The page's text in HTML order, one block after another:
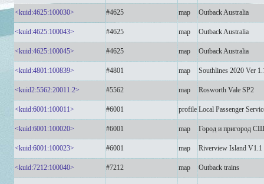
<kuid:4625:100030> #4625 map Outback Australia
<kuid:4625:100043> #4625 map Outback Australia
<kuid:4625:100045> #4625 map Outback Australia
<kuid:4801:100839> #4801 map Southlines 2020 Ver
<kuid2:5562:20011:2> #5562 map Rosworth Vale SP2
<kuid:6001:100011> #6001 profile Local Passenger
<kuid:6001:100020> #6001 map Город и пригород
<kuid:6001:100023> #6001 map Riverview Island V1.1
<kuid:7212:100040> #7212 map Outback trains